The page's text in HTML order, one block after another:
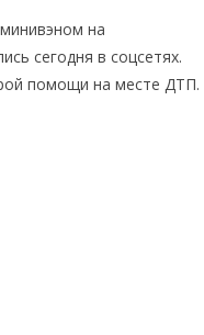
на
сегодня в соцсетях.
помощи на месте ДТП.